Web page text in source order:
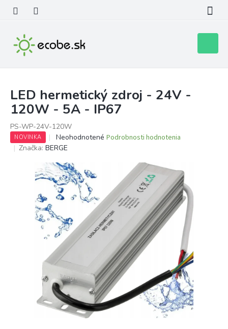
obsah
košík
LED hermetický zdroj - 24V -
120W - 5A - IP67
PS-WP-24V-120W
NOVINKA
Priemerné
hodnotenie
je
0,0
z
5
hviezdičiek.
Neohodnotené Podrobnosti hodnotenia
Značka: BERGE